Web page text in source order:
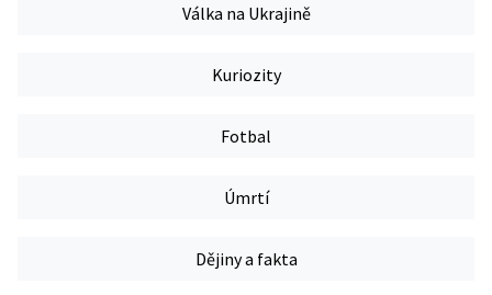
Válka na Ukrajině
Kuriozity
Fotbal
Úmrtí
Dějiny a fakta